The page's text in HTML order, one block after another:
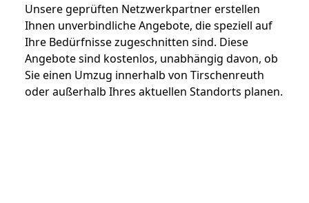
Unsere geprüften Netzwerkpartner erstellen
Ihnen unverbindliche Angebote, die speziell auf
Ihre Bedürfnisse zugeschnitten sind. Diese
Angebote sind kostenlos, unabhängig davon, ob
Sie einen Umzug innerhalb von Tirschenreuth
oder außerhalb Ihres aktuellen Standorts planen.